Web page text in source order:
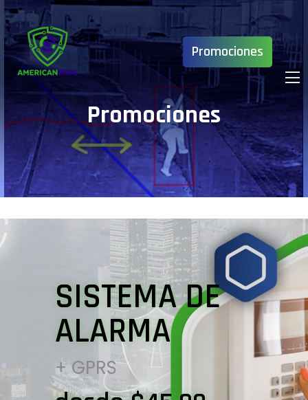
Promociones
Promociones
SISTEMA DE
ALARMA
+ GPRS